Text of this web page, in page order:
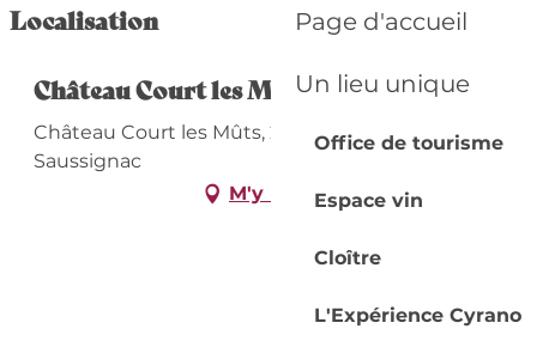
Page d'accueil
Un lieu unique
Office de tourisme
Espace vin
Cloître
L'Expérience Cyrano
Localisation
Château Court les Mûts
Château Court les Mûts, 24240 Razac-de-
Saussignac
M'y rendre